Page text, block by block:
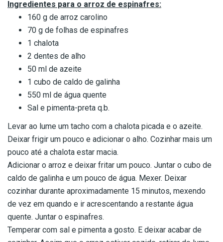
Ingredientes para o arroz de espinafres:
160 g de arroz carolino
70 g de folhas de espinafres
1 chalota
2 dentes de alho
50 ml de azeite
1 cubo de caldo de galinha
550 ml de água quente
Sal e pimenta-preta q.b.
Levar ao lume um tacho com a chalota picada e o azeite.
Deixar frigir um pouco e adicionar o alho. Cozinhar mais um
pouco até a chalota estar macia.
Adicionar o arroz e deixar fritar um pouco. Juntar o cubo de
caldo de galinha e um pouco de água. Mexer. Deixar
cozinhar durante aproximadamente 15 minutos, mexendo
de vez em quando e ir acrescentando a restante água
quente. Juntar o espinafres.
Temperar com sal e pimenta a gosto. E deixar acabar de